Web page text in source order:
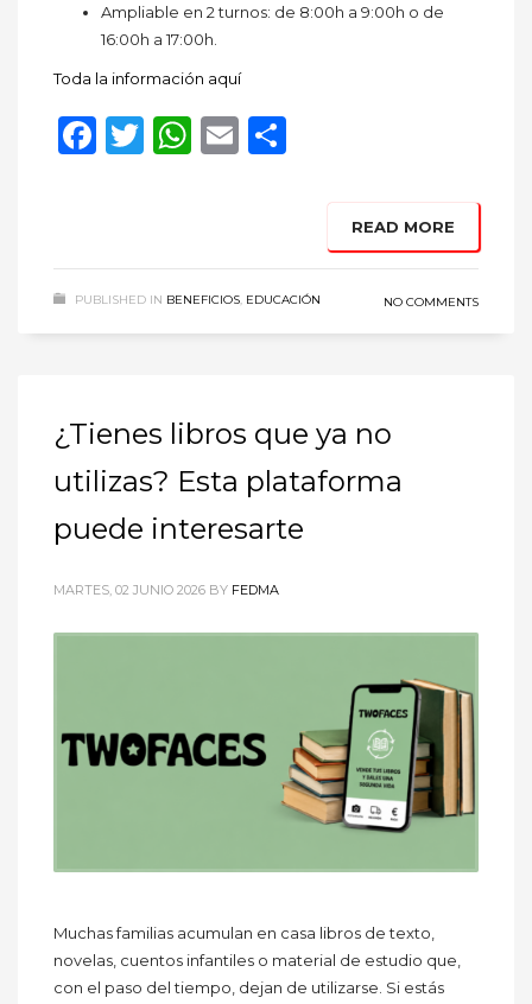
Ampliable en 2 turnos: de 8:00h a 9:00h o de
16:00h a 17:00h.
Toda la información aquí
Facebook
Twitter
WhatsApp
Email
READ MORE
PUBLISHED IN BENEFICIOS, EDUCACIÓN NO COMMENTS
¿Tienes libros que ya no
utilizas? Esta plataforma
puede interesarte
MARTES, 02 JUNIO 2026 BY FEDMA
Muchas familias acumulan en casa libros de texto,
novelas, cuentos infantiles o material de estudio que,
con el paso del tiempo, dejan de utilizarse. Si estás